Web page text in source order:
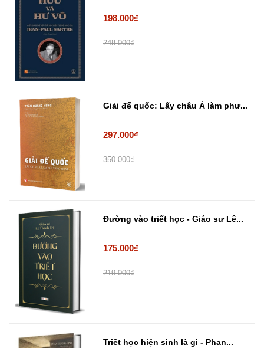
198.000₫
248.000₫
Giải đế quốc: Lấy châu Á làm phư...
297.000₫
350.000₫
Đường vào triết học - Giáo sư Lê...
175.000₫
219.000₫
Triết học hiện sinh là gì - Phan...